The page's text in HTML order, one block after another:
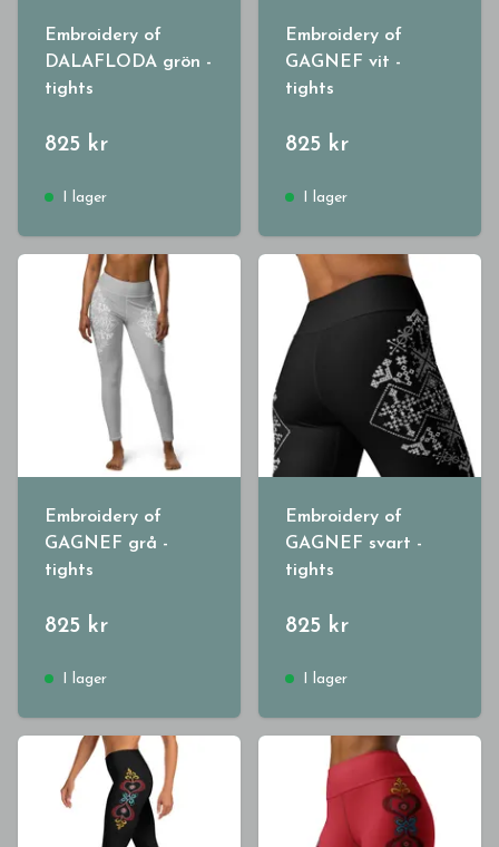
Embroidery of
DALAFLODA grön -
tights
825 kr
I lager
Embroidery of
GAGNEF vit -
tights
825 kr
I lager
Embroidery of
GAGNEF grå -
tights
825 kr
I lager
Embroidery of
GAGNEF svart -
tights
825 kr
I lager